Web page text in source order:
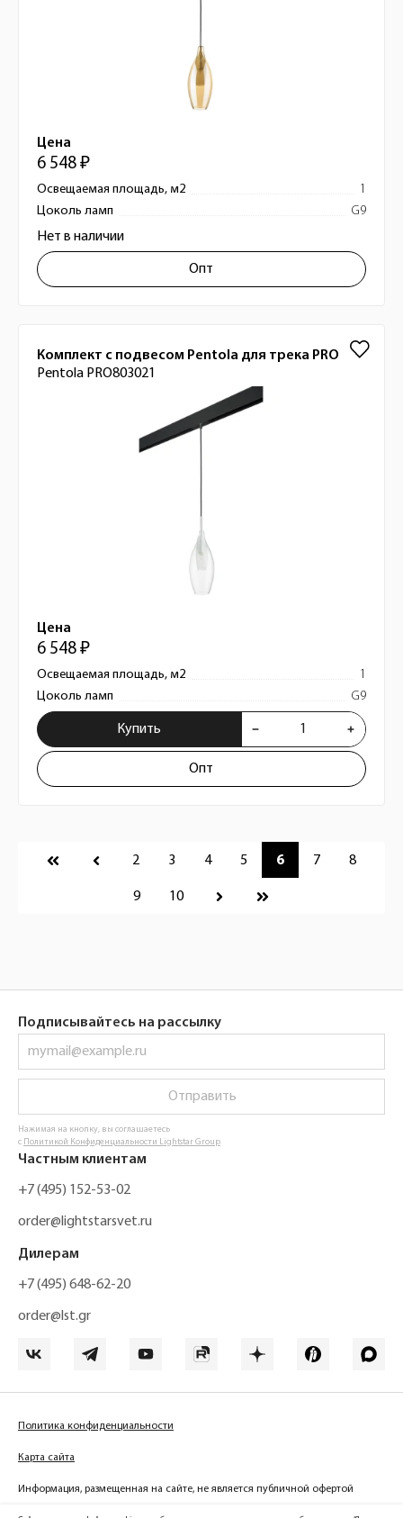
Цена
6 548 ₽
Освещаемая площадь, м2
1
Цоколь ламп
G9
Нет в наличии
Опт
Комплект с подвесом Pentola для трека PRO
Pentola PRO803021
Цена
6 548 ₽
Освещаемая площадь, м2
1
Цоколь ламп
G9
Купить
Опт
Пагинация 2 3 4 5 6 7 8
9 10
Подписывайтесь на рассылку
Отправить
Нажимая на кнопку, вы соглашаетесь
с Политикой Конфиденциальности Lightstar Group
Частным клиентам
+7 (495) 152-53-02
order@lightstarsvet.ru
Дилерам
+7 (495) 648-62-20
order@lst.gr
Политика конфиденциальности
Карта сайта
Информация, размещенная на сайте, не является публичной офертой